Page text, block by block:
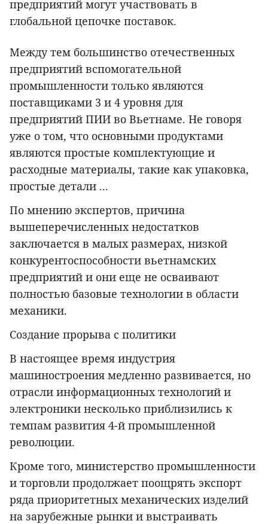
предприятий могут участвовать в
глобальной цепочке поставок.
Между тем большинство отечественных
предприятий вспомогательной
промышленности только являются
поставщиками 3 и 4 уровня для
предприятий ПИИ во Вьетнаме. Не говоря
уже о том, что основными продуктами
являются простые комплектующие и
расходные материалы, такие как упаковка,
простые детали ...
По мнению экспертов, причина
вышеперечисленных недостатков
заключается в малых размерах, низкой
конкурентоспособности вьетнамских
предприятий и они еще не осваивают
полностью базовые технологии в области
механики.
Создание прорыва с политики
В настоящее время индустрия
машиностроения медленно развивается, но
отрасли информационных технологий и
электроники несколько приблизились к
темпам развития 4-й промышленной
революции.
Кроме того, министерство промышленности
и торговли продолжает поощрять экспорт
ряда приоритетных механических изделий
на зарубежные рынки и выстраивать